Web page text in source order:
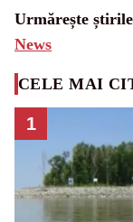
Urmărește
News
CELE MAI
1